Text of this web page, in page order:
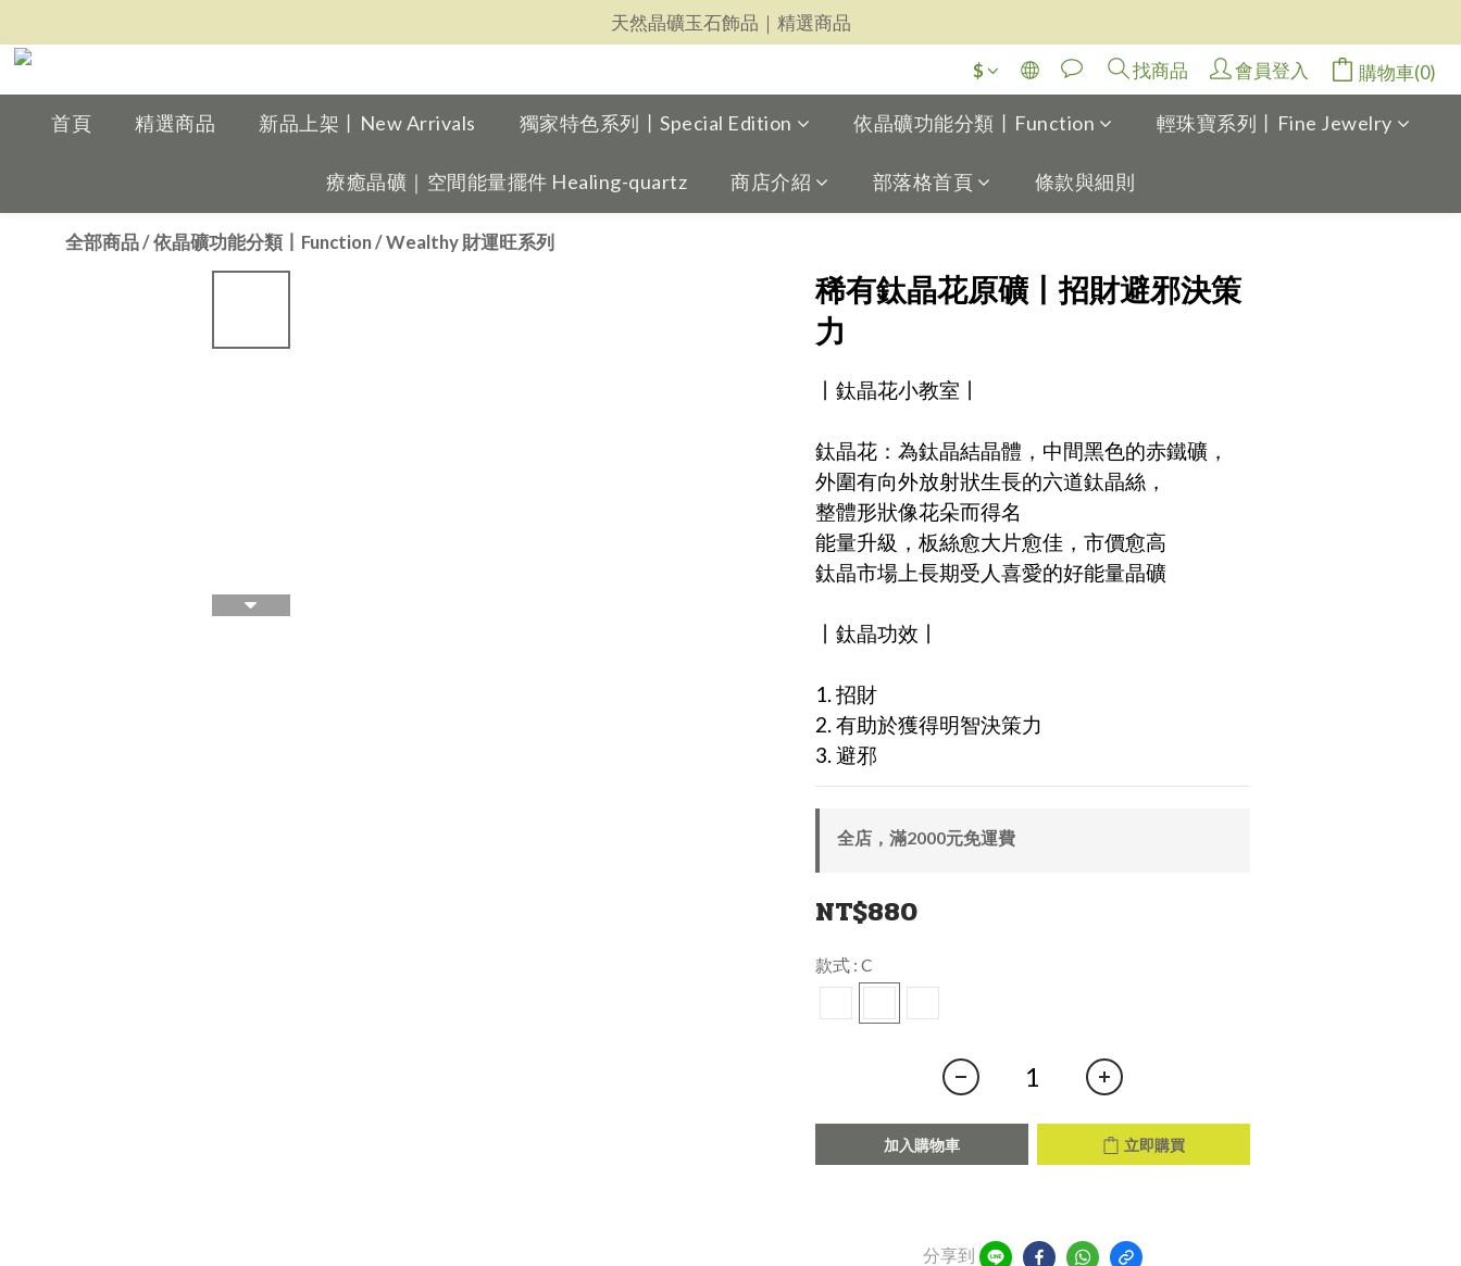
天然晶礦玉石飾品｜精選商品
天然晶礦玉石飾品｜精選商品
天然晶礦玉石飾品｜精選商品
$ 找商品 會員登入 購物車(0)
首頁 精選商品 新品上架丨New Arrivals 獨家特色系列丨Special Edition 依晶礦功能分類丨Function 輕珠寶系列丨Fine Jewelry
療癒晶礦｜空間能量擺件 Healing-quartz 商店介紹 部落格首頁 條款與細則
全部商品/依晶礦功能分類丨Function/Wealthy 財運旺系列
稀有鈦晶花原礦丨招財避邪決策
力
丨鈦晶花小教室丨
鈦晶花：為鈦晶結晶體，中間黑色的赤鐵礦，
外圍有向外放射狀生長的六道鈦晶絲，
整體形狀像花朵而得名
能量升級，板絲愈大片愈佳，市價愈高
鈦晶市場上長期受人喜愛的好能量晶礦
丨鈦晶功效丨
1. 招財
2. 有助於獲得明智決策力
3. 避邪
全店，滿2000元免運費
NT$880
款式 : C
加入購物車 立即購買
分享到